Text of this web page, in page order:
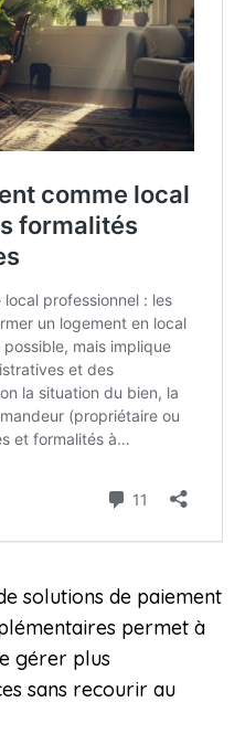
solutions de paiement
permet à
gérer plus
sans recourir au